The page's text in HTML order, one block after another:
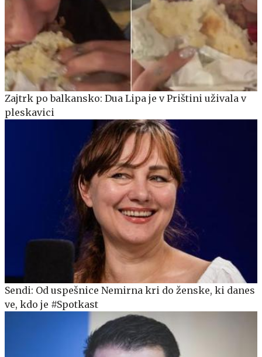
Zajtrk po balkansko: Dua Lipa je v Prištini uživala v
pleskavici
Sendi: Od uspešnice Nemirna kri do ženske, ki danes
ve, kdo je #Spotkast